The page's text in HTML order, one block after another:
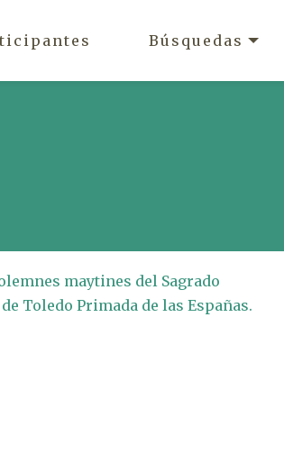
Búsquedas
maytines del Sagrado
Toledo Primada de las Españas.